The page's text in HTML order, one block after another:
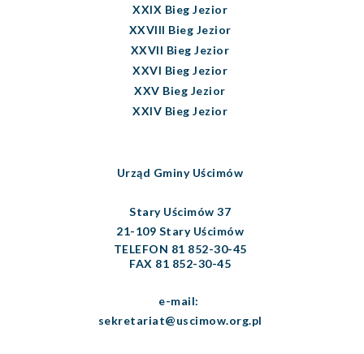
XXIX Bieg Jezior
XXVIII Bieg Jezior
XXVII Bieg Jezior
XXVI Bieg Jezior
XXV Bieg Jezior
XXIV Bieg Jezior
Urząd Gminy Uścimów
Stary Uścimów 37
21-109 Stary Uścimów
TELEFON 81 852-30-45
FAX 81 852-30-45
e-mail:
sekretariat@uscimow.org.pl